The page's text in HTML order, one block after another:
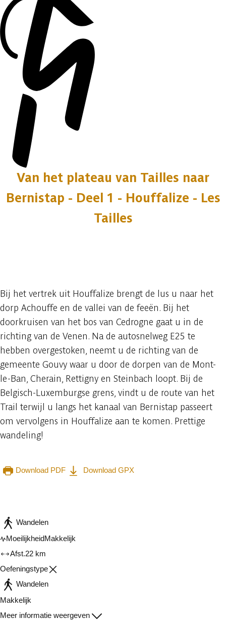
Van het plateau van Tailles naar
Bernistap - Deel 1 - Houffalize - Les
Tailles
Bij het vertrek uit Houffalize brengt de lus u naar het
dorp Achouffe en de vallei van de feeën. Bij het
doorkruisen van het bos van Cedrogne gaat u in de
richting van de Venen. Na de autosnelweg E25 te
hebben overgestoken, neemt u de richting van de
gemeente Gouvy waar u door de dorpen van de Mont-
le-Ban, Cherain, Rettigny en Steinbach loopt. Bij de
Belgisch-Luxemburgse grens, vindt u de route van het
Trail terwijl u langs het kanaal van Bernistap passeert
om vervolgens in Houffalize aan te komen. Prettige
wandeling!
Download PDF
Download GPX
Wandelen
MoeilijkheidMakkelijk
Afst.22 km
Oefeningstype
Wandelen
Makkelijk
Meer informatie weergeven